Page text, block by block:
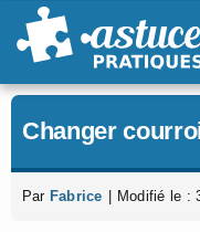
Passer
au
Changer
Par Fabrice Modifié le :